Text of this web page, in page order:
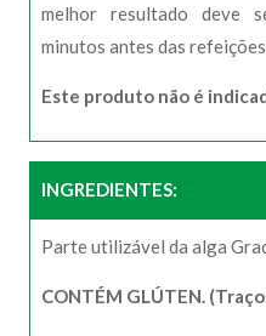
melhor resultado deve
minutos antes das refeições.
Este produto não é
INGREDIENTES:
Parte utilizável da alga
CONTÉM GLÚTEN.